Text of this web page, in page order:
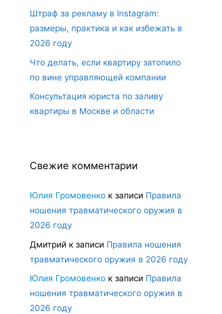
Штраф за рекламу в Instagram:
размеры, практика и как избежать в
2026 году
Что делать, если квартиру затопило
по вине управляющей компании
Консультация юриста по заливу
квартиры в Москве и области
Свежие комментарии
Юлия Громовенко к записи Правила
ношения травматического оружия в
2026 году
Дмитрий к записи Правила ношения
травматического оружия в 2026 году
Юлия Громовенко к записи Правила
ношения травматического оружия в
2026 году